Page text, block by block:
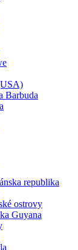
Barbuda
republika
ostrovy
Guyana